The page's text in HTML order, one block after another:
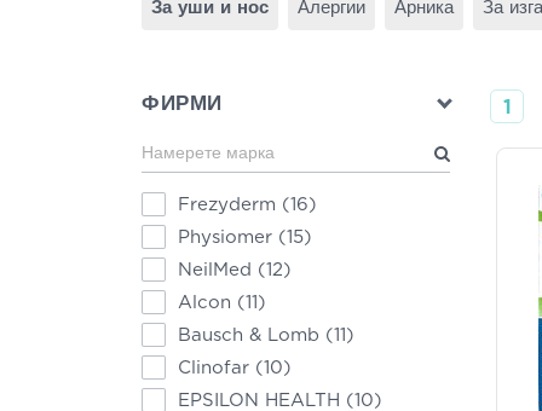
За уши и нос Алергии Арника За
ФИРМИ
Frezyderm (16)
Physiomer (15)
NeilMed (12)
Alcon (11)
Bausch & Lomb (11)
Clinofar (10)
EPSILON HEALTH (10)
1